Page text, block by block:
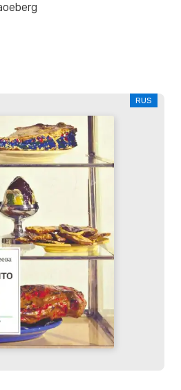
RUS